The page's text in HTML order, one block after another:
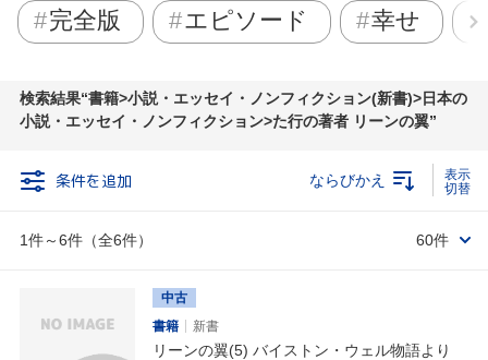
完全版 エピソード 幸せ
検索結果 書籍>小説・エッセイ・ノンフィクション(新書)>日本の
小説・エッセイ・ノンフィクション>た行の著者 リーンの翼
条件を追加
1件～6件（全6件）
ならびかえ
60件
中古
書籍
新書
リーンの翼(5) バイストン・ウェル物語より